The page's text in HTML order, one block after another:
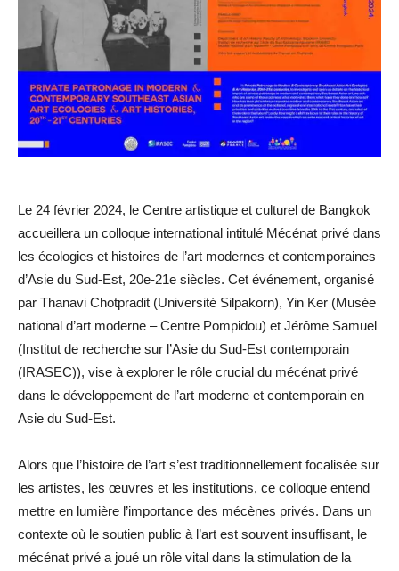
Le 24 février 2024, le Centre artistique et culturel de Bangkok
accueillera un colloque international intitulé Mécénat privé dans
les écologies et histoires de l’art modernes et contemporaines
d’Asie du Sud-Est, 20e-21e siècles. Cet événement, organisé
par Thanavi Chotpradit (Université Silpakorn), Yin Ker (Musée
national d’art moderne – Centre Pompidou) et Jérôme Samuel
(Institut de recherche sur l’Asie du Sud-Est contemporain
(IRASEC)), vise à explorer le rôle crucial du mécénat privé
dans le développement de l’art moderne et contemporain en
Asie du Sud-Est.
Alors que l’histoire de l’art s’est traditionnellement focalisée sur
les artistes, les œuvres et les institutions, ce colloque entend
mettre en lumière l’importance des mécènes privés. Dans un
contexte où le soutien public à l’art est souvent insuffisant, le
mécénat privé a joué un rôle vital dans la stimulation de la